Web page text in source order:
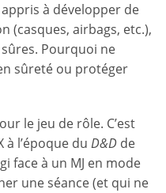
à développer de
(casques, airbags, etc.),
Pourquoi ne
sûreté ou protéger
le jeu de rôle. C’est
à l’époque du D&D de
face à un MJ en mode
une séance (et qui ne